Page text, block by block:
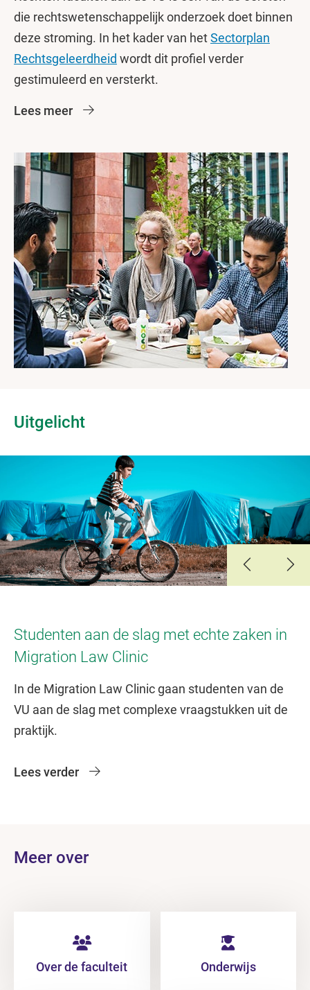
die rechtswetenschappelijk onderzoek doet binnen
deze stroming. In het kader van hetSectorplan
Rechtsgeleerdheid wordt dit profiel verder
gestimuleerd en versterkt.
Lees meer
Uitgelicht
Studenten aan de slag met echte zaken in
Migration Law Clinic
In de Migration Law Clinic gaan studenten van de
VU aan de slag met complexe vraagstukken uit de
praktijk.
Lees verder
Meer over
Over de faculteit Onderwijs